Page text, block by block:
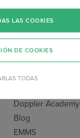
Doppler Academy
Blog
EMMS
TODAS
LAS COOKIES
DE COOKIES